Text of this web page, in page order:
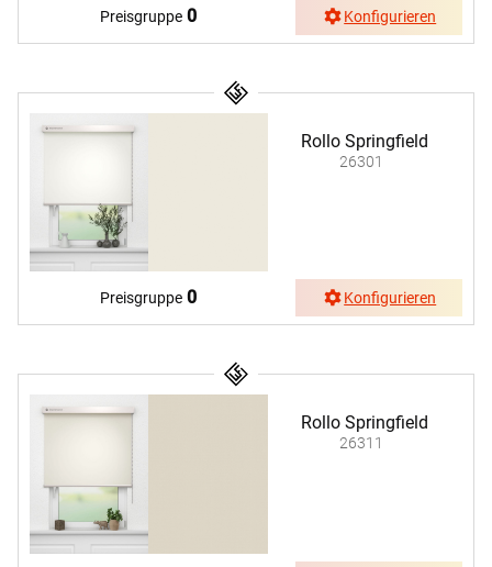
Preisgruppe 0 Konfigurieren
Rollo Springfield
26301
Preisgruppe 0 Konfigurieren
Rollo Springfield
26311